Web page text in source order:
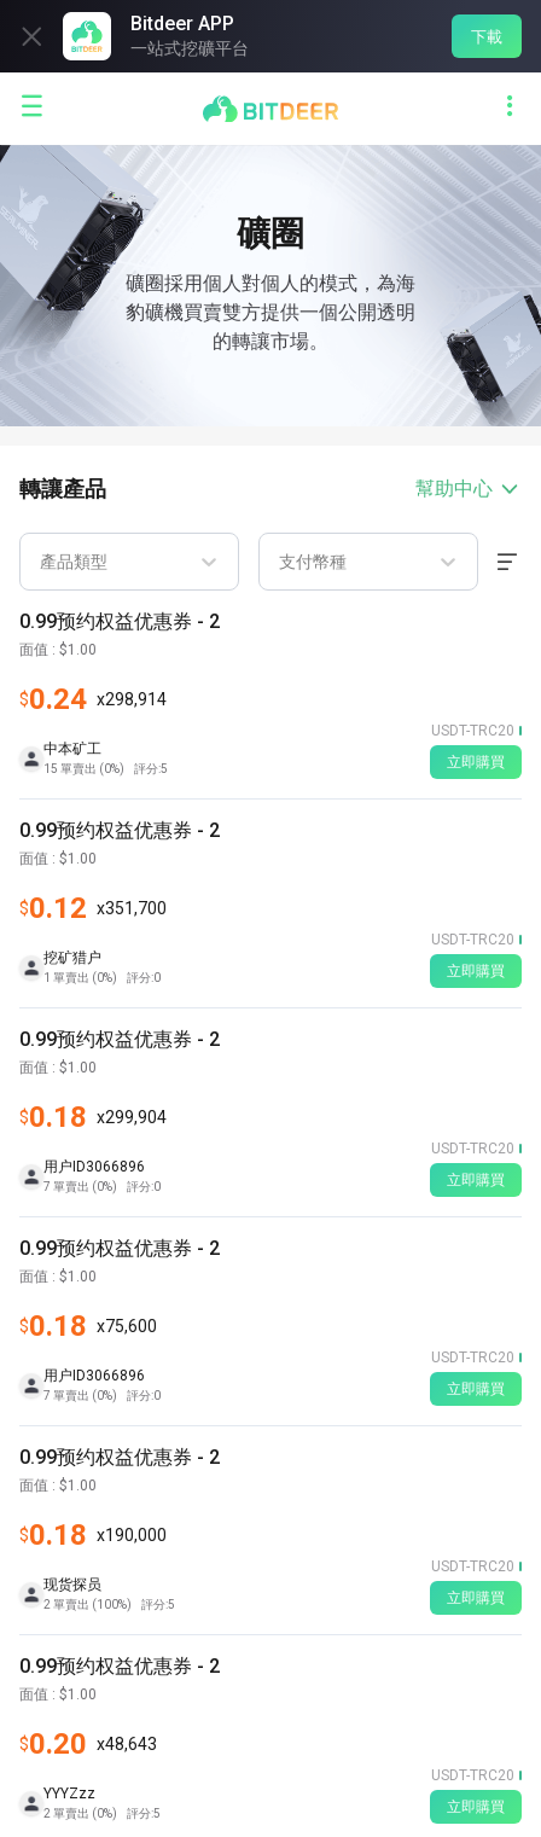

Bitdeer APP
一站式挖礦平台
下載
 
礦圈
礦圈採用個人對個人的模式，為海
豹礦機買賣雙方提供一個公開透明
的轉讓市場。
轉讓產品 幫助中心
產品類型 支付幣種
0.99预约权益优惠券 - 2
面值 : $1.00
$0.24 x298,914
中本矿工
15 單賣出 (0%) 評分:5
USDT-TRC20
立即購買
0.99预约权益优惠券 - 2
面值 : $1.00
$0.12 x351,700
挖矿猎户
1 單賣出 (0%) 評分:0
USDT-TRC20
立即購買
0.99预约权益优惠券 - 2
面值 : $1.00
$0.18 x299,904
用户ID3066896
7 單賣出 (0%) 評分:0
USDT-TRC20
立即購買
0.99预约权益优惠券 - 2
面值 : $1.00
$0.18 x75,600
用户ID3066896
7 單賣出 (0%) 評分:0
USDT-TRC20
立即購買
0.99预约权益优惠券 - 2
面值 : $1.00
$0.18 x190,000
现货探员
2 單賣出 (100%) 評分:5
USDT-TRC20
立即購買
0.99预约权益优惠券 - 2
面值 : $1.00
$0.20 x48,643
YYYZzz
2 單賣出 (0%) 評分:5
USDT-TRC20
立即購買